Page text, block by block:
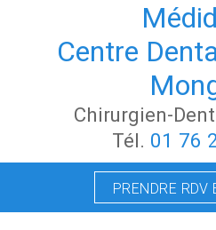
Centre
Chirurgien-
Tél. 01 76
PRENDRE RDV